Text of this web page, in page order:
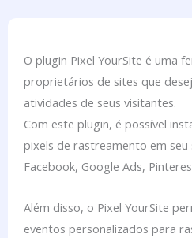
O plugin Pixel YourSite é uma
proprietários de sites que
atividades de seus visitantes.
Com este plugin, é possível
pixels de rastreamento em seu
Facebook, Google Ads,
Além disso, o Pixel YourSite
eventos personalizados para